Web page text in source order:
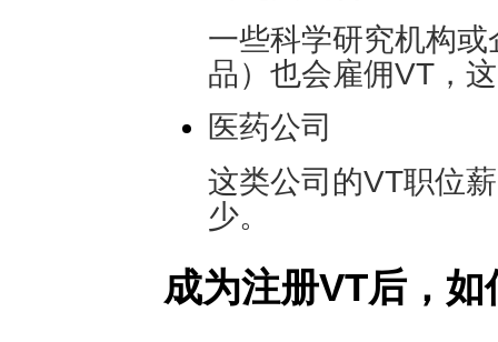
一些科学研究机构
品）也会雇佣VT，
医药公司
这类公司的VT职位
少。
成为注册VT后，